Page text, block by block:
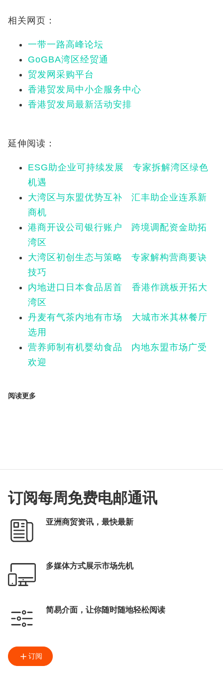
相关网页：
一带一路高峰论坛
GoGBA湾区经贸通
贸发网采购平台
香港贸发局中小企服务中心
香港贸发局最新活动安排
延伸阅读：
ESG助企业可持续发展 专家拆解湾区绿色
机遇
大湾区与东盟优势互补 汇丰助企业连系新
商机
港商开设公司银行账户 跨境调配资金助拓
湾区
大湾区初创生态与策略 专家解构营商要诀
技巧
内地进口日本食品居首 香港作跳板开拓大
湾区
丹麦有气茶内地有市场 大城市米其林餐厅
选用
营养师制有机婴幼食品 内地东盟市场广受
欢迎
阅读更多
订阅每周免费电邮通讯
亚洲商贸资讯，最快最新
多媒体方式展示市场先机
简易介面，让你随时随地轻松阅读
订阅